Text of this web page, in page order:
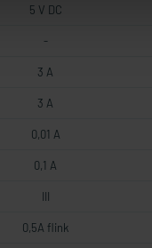
5 V DC
-
3 A
3 A
0,01 A
0,1 A
III
0,5A flink